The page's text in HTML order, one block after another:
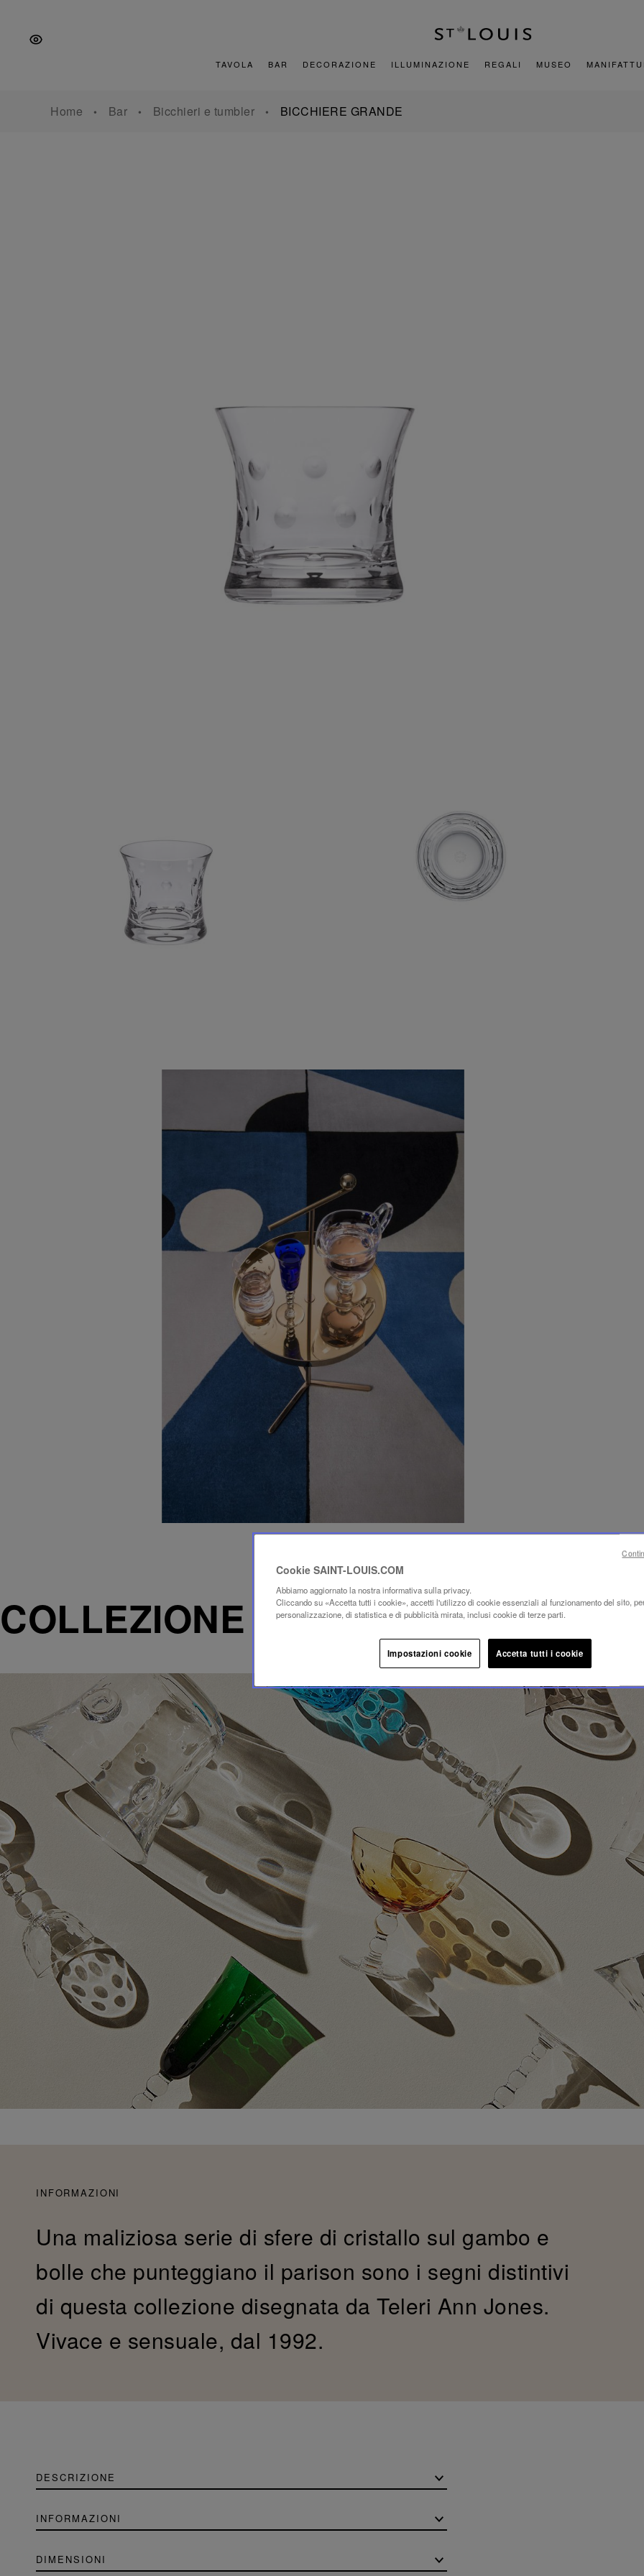
navigazione
contenuto
TAVOLA BAR DECORAZIONE ILLUMINAZIONE REGALI MUSEO
Home Bar Bicchieri e tumbler BICCHIERE GRANDE
COLLEZIONE BUBBLES
INFORMAZIONI
Una maliziosa serie di sfere di cristallo sul gambo e
bolle che punteggiano il parison sono i segni distintivi
di questa collezione disegnata da Teleri Ann Jones.
Vivace e sensuale, dal 1992.
DESCRIZIONE
INFORMAZIONI
DIMENSIONI
Cookie SAINT-LOUIS.COM
Abbiamo aggiornato la nostra informativa sulla privacy.
Cliccando su «Accetta tutti i cookie», accetti l'utilizzo di cookie essenziali al funzionamento del sito,
personalizzazione, di statistica e di pubblicità mirata, inclusi cookie di terze parti.
Impostazioni cookie Accetta tutti i cookie